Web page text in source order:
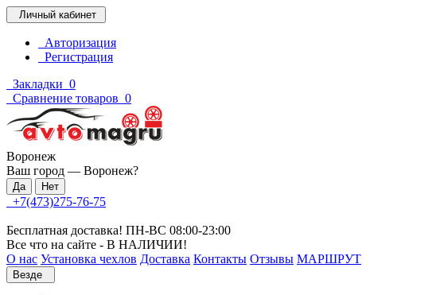
Личный кабинет
Авторизация
Регистрация
Закладки 0
Сравнение товаров 0
Воронеж
Ваш город — Воронеж?
+7(473)275-76-75
Бесплатная доставка! ПН-ВС 08:00-23:00
Все что на сайте - В НАЛИЧИИ!
О нас Установка чехлов Доставка Контакты Отзывы МАРШРУТ
Везде